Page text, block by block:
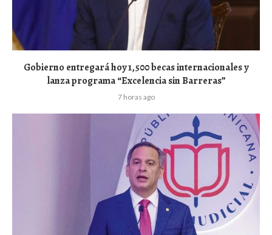
Gobierno entregará hoy 1,500 becas internacionales y
lanza programa “Excelencia sin Barreras”
7 horas ago